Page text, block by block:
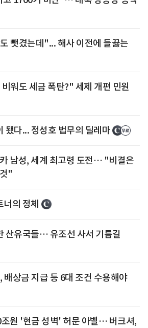
뺏겼는데"... 해사 이전에 들끓는
워도 세금 폭탄?" 세제 개편 민원
됐다... 정성호 법무의 딜레마
남성, 세계 최고령 도전… "비결은
"
의 정체
산유국들… 유조선 사서 기름길
배상금 지급 등 6대 조건 수용해야
원 '현금 성벽' 허문 아벨… 버크셔,